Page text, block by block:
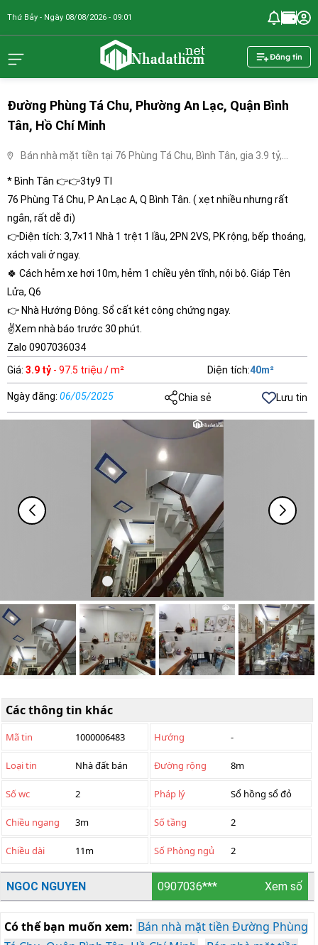
Thứ Bảy - Ngày 08/08/2026 - 09:01
Đăng tin
Đường Phùng Tá Chu, Phường An Lạc, Quận Bình
Tân, Hồ Chí Minh
Bán nhà mặt tiền tại 76 Phùng Tá Chu, Bình Tân, gia 3.9 tỷ,
* Bình Tân 👉👉3ty9 Tl
76 Phùng Tá Chu, P An Lạc A, Q Bình Tân. ( xẹt nhiều nhưng rất
ngắn, rất dễ đi)
👉Diện tích: 3,7×11 Nhà 1 trệt 1 lầu, 2PN 2VS, PK rộng, bếp thoáng,
xách vali ở ngay.
🍀 Cách hẻm xe hơi 10m, hẻm 1 chiều yên tĩnh, nội bộ. Giáp Tên
Lửa, Q6
👉 Nhà Hướng Đông. Sổ cất két công chứng ngay.
✌️Xem nhà báo trước 30 phút.
Zalo 0907036034
Giá: 3.9 tỷ - 97.5 triệu / m² Diện tích:40m²
Ngày đăng: 06/05/2025 Chia sẻ Lưu tin
Các thông tin khác
Mã tin 1000006483 Hướng -
Loại tin Nhà đất bán Đường rộng 8m
Số wc 2 Pháp lý Sổ hồng sổ đỏ
Chiều ngang 3m Số tầng 2
Chiều dài 11m Số Phòng ngủ 2
NGOC NGUYEN 0907036*** Xem số
Có thể bạn muốn xem: Bán nhà mặt tiền Đường Phùng